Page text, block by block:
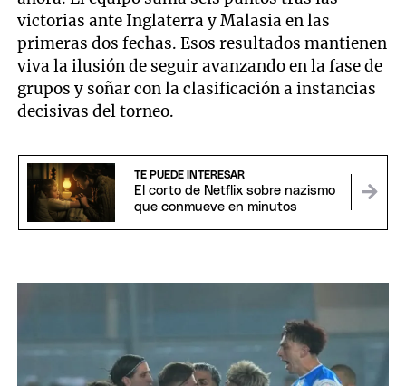
victorias ante Inglaterra y Malasia en las
primeras dos fechas. Esos resultados mantienen
viva la ilusión de seguir avanzando en la fase de
grupos y soñar con la clasificación a instancias
decisivas del torneo.
TE PUEDE INTERESAR
El corto de Netflix sobre nazismo
que conmueve en minutos